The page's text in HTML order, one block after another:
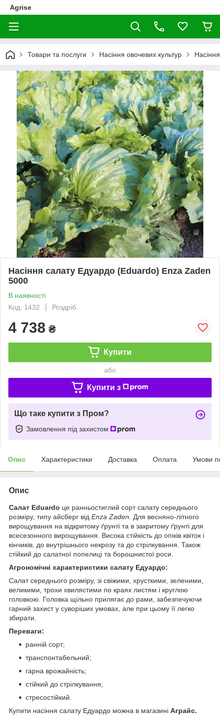
Agrise
Товари та послуги Насіння овочевих культур
Насіння салату Едуардо (Eduardo) Enza Zaden
5000
В наявності
Код: 1432
Роздріб
4 738 ₴
Купити
або
Купити з
Що таке купити з Пром?
Замовлення під захистом
Опис Характеристики Доставка Оплата Умови
Опис
Салат Eduardo це ранньостиглий сорт салату середнього
розміру, типу айсберг від Enza Zaden. Для весняно-літного
вирощування на відкритому ґрунті та в закритому ґрунті для
всесезонного вирощування. Висока стійкість до опіків квіток і
кінчиків, до внутрішнього некрозу та до стрілкування. Також
стійкий до салатної попелиці та борошнистої роси.
Агрономічні характеристики салату Едуардо:
Салат середнього розміру, зі свіжими, хрусткими, зеленими,
великими, трохи хвилястими по краях листям і круглою
головкою. Головка щільно прилягає до рами, забезпечуючи
гарний захист у суворіших умовах, але при цьому її легко
збирати.
Переваги:
ранній сорт;
транспонтабельний;
гарна врожайність;
стійкий до стрілкування;
стресостійкий.
Купити насіння салату Едуардо можна в магазині Аграйс.